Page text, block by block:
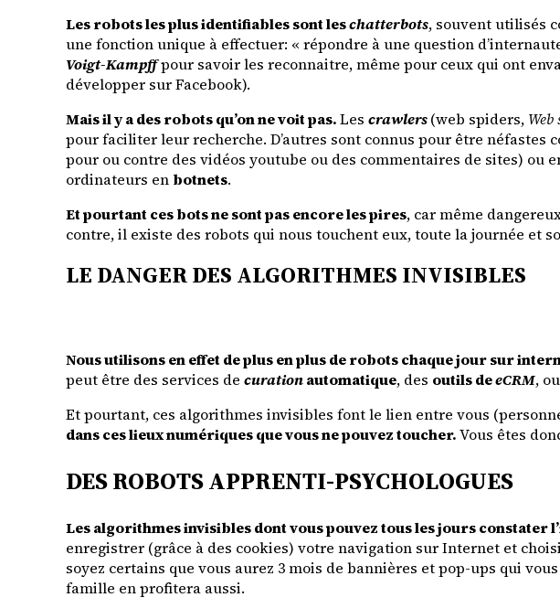
Les robots les plus identifiables sont leschatterbots, souvent utilisés
une fonction unique à effectuer: « répondre à une question
Voigt-Kampffpour savoir les reconnaitre, même pour ceux qui ont
développer sur Facebook).
Mais il y a des robots qu’on ne voit pas.Les crawlers(web spiders,
pour faciliter leur recherche. D’autres sont connus pour être néfastes
pour ou contre des vidéos youtube ou des commentaires de sites) ou
ordinateurs en botnets.
Et pourtant ces bots ne sont pas encore les pires, car même
contre, il existe des robots qui nous touchent eux, toute la journée et
LE DANGER DES ALGORITHMES INVISIBLES
Nous utilisons en effet de plus en plus de robots chaque jour sur
peut être des services de curationautomatique, des outils deeCRM,
Et pourtant, ces algorithmes invisibles font le lien entre vous
dans ces lieux numériques que vous ne pouvez toucher.Vous êtes
DES ROBOTS APPRENTI-PSYCHOLOGUES
Les algorithmes invisibles dont vous pouvez tous les jours constater
enregistrer (grâce à des cookies) votre navigation sur Internet et
soyez certains que vous aurez 3 mois de bannières et pop-ups qui
famille en profitera aussi.